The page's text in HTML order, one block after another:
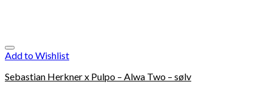
Add to Wishlist
Sebastian Herkner x Pulpo – Alwa Two – sølv